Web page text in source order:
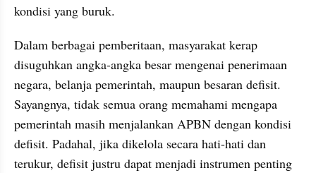
kondisi yang buruk.
Dalam berbagai pemberitaan, masyarakat kerap
disuguhkan angka-angka besar mengenai penerimaan
negara, belanja pemerintah, maupun besaran defisit.
Sayangnya, tidak semua orang memahami mengapa
pemerintah masih menjalankan APBN dengan kondisi
defisit. Padahal, jika dikelola secara hati-hati dan
terukur, defisit justru dapat menjadi instrumen penting